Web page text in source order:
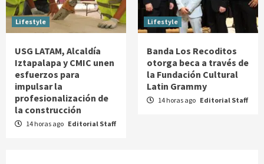
Lifestyle
USG LATAM, Alcaldía
Iztapalapa y CMIC unen
esfuerzos para
impulsar la
profesionalización de
la construcción
14 horas ago Editorial Staff
Lifestyle
Banda Los Recoditos
otorga beca a través de
la Fundación Cultural
Latin Grammy
14 horas ago Editorial Staff